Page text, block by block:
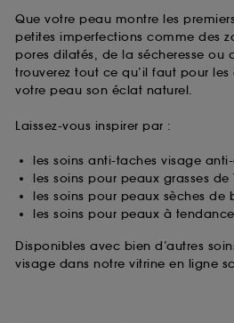
Que votre peau montre les
petites imperfections comme des
pores dilatés, de la sécheresse ou
trouverez tout ce qu’il faut pour
votre peau son éclat naturel.
Laissez-vous inspirer par :
les soins anti-taches visage
les soins pour peaux grasses de
les soins pour peaux sèches de
les soins pour peaux à
Disponibles avec bien d’autres
visage dans notre vitrine en ligne